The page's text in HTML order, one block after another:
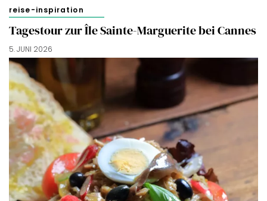
reise-inspiration
Tagestour zur Île Sainte-Marguerite bei Cannes
5. JUNI 2026